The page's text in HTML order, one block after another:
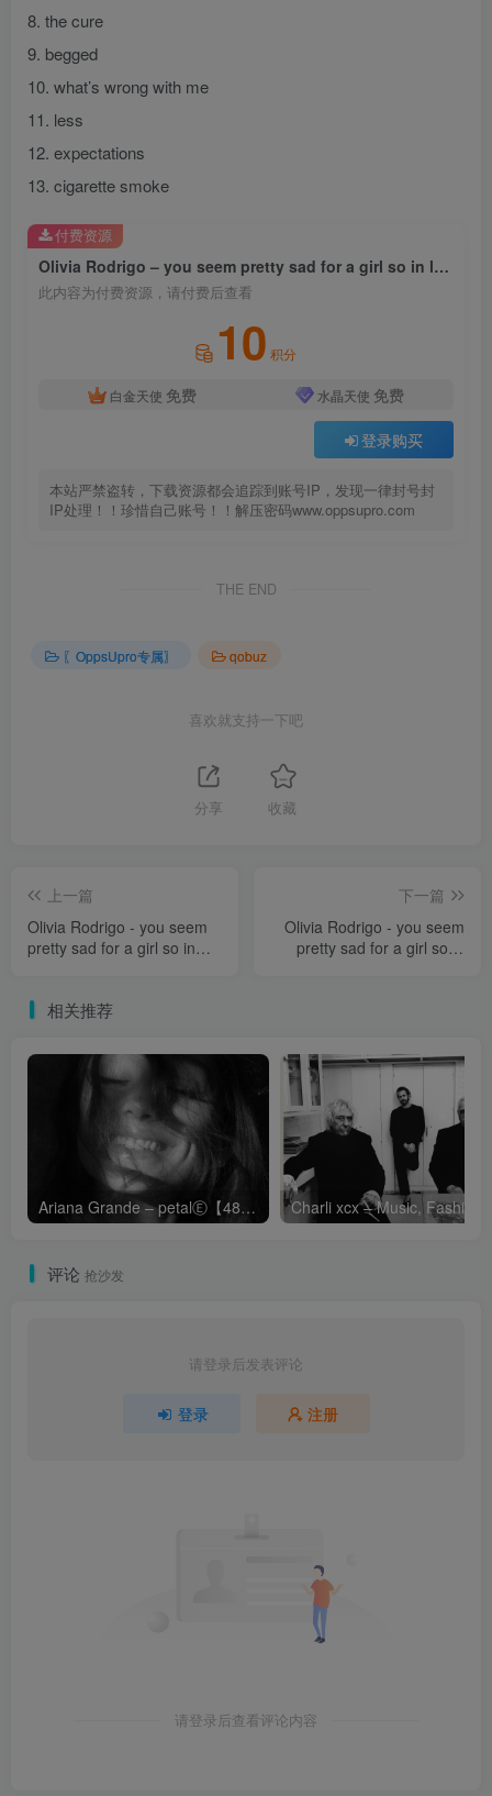
8. the cure
9. begged
10. what’s wrong with me
11. less
12. expectations
13. cigarette smoke
Olivia Rodrigo – you seem pretty sad for a girl so in loveⒺ【44.1kHz／16bit】法国区
此内容为付费资源，请付费后查看
10 积分
白金天使 免费 水晶天使 免费
登录购买
本站严禁盗转，下载资源都会追踪到账号IP，发现一律封号封
IP处理！！珍惜自己账号！！解压密码www.oppsupro.com
付费资源
THE END
〖OppsUpro专属〗 qobuz
喜欢就支持一下吧
分享 收藏
上一篇
Olivia Rodrigo - you seem
pretty sad for a girl so in
下一篇
Olivia Rodrigo - you seem
pretty sad for a girl so in
相关推荐
Ariana Grande – petalⒺ【48kHz／24bit】英国区
评论 抢沙发
请登录后发表评论
登录 注册
请登录后查看评论内容